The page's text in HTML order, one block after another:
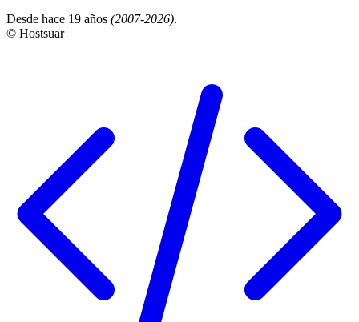
Desde hace 19 años (2007-2026).
© Hostsuar